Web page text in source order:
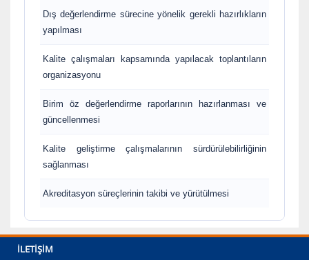
Dış değerlendirme sürecine yönelik gerekli hazırlıkların
yapılması
Kalite çalışmaları kapsamında yapılacak toplantıların
organizasyonu
Birim öz değerlendirme raporlarının hazırlanması ve
güncellenmesi
Kalite geliştirme çalışmalarının sürdürülebilirliğinin
sağlanması
Akreditasyon süreçlerinin takibi ve yürütülmesi
İLETIŞIM